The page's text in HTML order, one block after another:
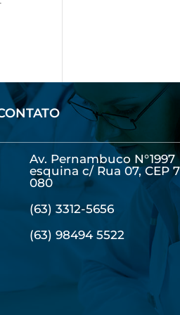
Av. Pernambuco N°1997
esquina c/ Rua 07, CEP
080
(63) 3312-5656
(63) 98494 5522